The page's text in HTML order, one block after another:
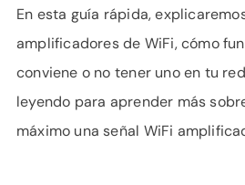
En esta guía rápida,
amplificadores de WiFi, cómo
conviene o no tener uno en tu
leyendo para aprender más
máximo una señal WiFi